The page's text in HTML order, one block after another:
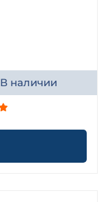
В наличии